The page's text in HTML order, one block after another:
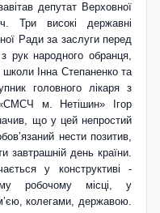
депутат Верховної
Три високі державні
Ради за заслуги перед
рук народного обранця,
Інна Степаненко та
головного лікаря з
м. Нетішин» Ігор
що у цей непростий
нести позитив,
завтрашній день країни.
у конструктиві -
робочому місці, у
колегами, державою.